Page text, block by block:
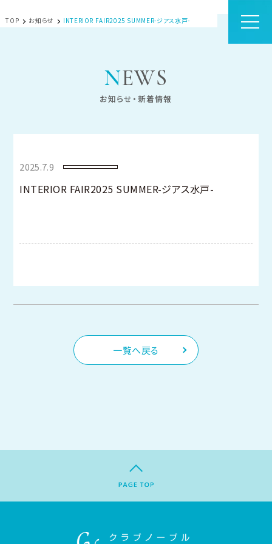
NEWS
お知らせ・新着情報
TOP お知らせ INTERIOR FAIR2025 SUMMER-ジアス水戸-
2025.7.9
INTERIOR FAIR2025 SUMMER-ジアス水戸-
一覧へ戻る